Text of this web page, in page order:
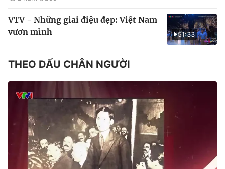
51:33
VTV - Những giai điệu đẹp: Việt Nam
vươn mình
THEO DẤU CHÂN NGƯỜI